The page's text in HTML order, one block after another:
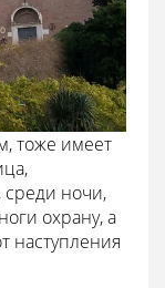
тоже имеет
ночи,
охрану, а
наступления